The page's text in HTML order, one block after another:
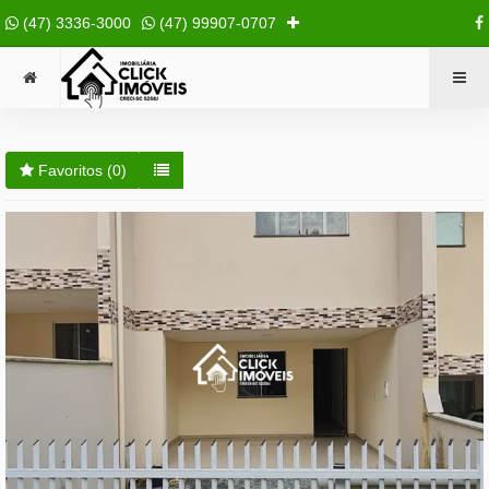
(47) 3336-3000 (47) 99907-0707
Favoritos (0)